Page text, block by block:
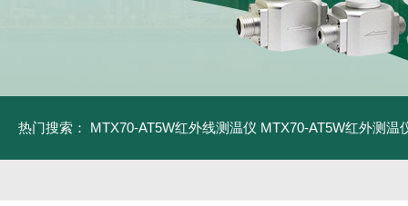
热门搜索： MTX70-AT5W红外线测温仪 MTX70-AT5W红外测温